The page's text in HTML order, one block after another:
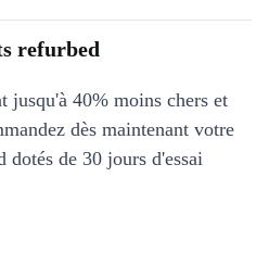
refurbed
jusqu'à 40% moins chers et
dès maintenant votre
dotés de 30 jours d'essai